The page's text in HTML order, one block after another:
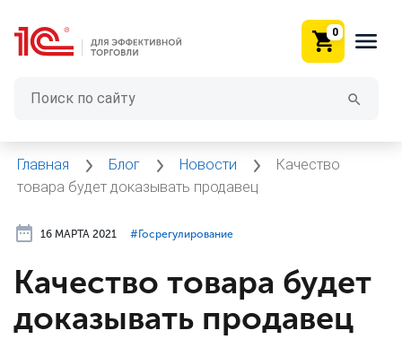
0
Главная Блог Новости
Качество
товара будет доказывать продавец
16 МАРТА 2021 #⁣Госрегулирование
Качество товара будет
доказывать продавец